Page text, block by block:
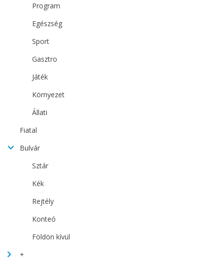
Program
Egészség
Sport
Gasztro
Játék
Környezet
Állati
Fiatal
Bulvár
Sztár
Kék
Rejtély
Konteó
Földön kívül
+